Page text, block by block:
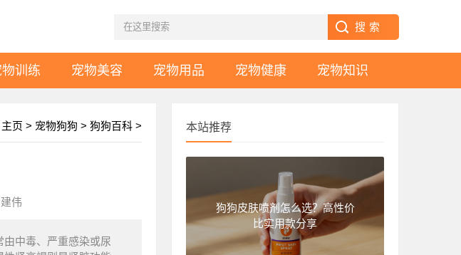
物训练 宠物美容 宠物用品 宠物健康 宠物知识
主页 > 宠物狗狗 > 狗狗百科 >
伟
中毒、严重感染或尿
本站推荐
狗狗皮肤喷剂怎么选？高性价
比实用款分享